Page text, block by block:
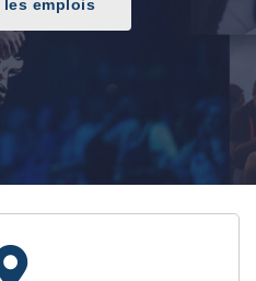
les emplois